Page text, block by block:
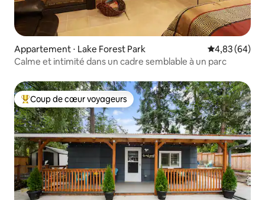
Appartement ⋅ Lake Forest Park Évaluation
4,83 (64)
Calme et intimité dans un cadre semblable à un parc
Coups de cœur voyageurs les plus appréciés
Coup de cœur voyageurs